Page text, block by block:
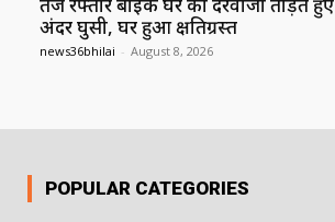
तेज रफ्तार बाइक घर का दरवाजा तोड़ते हुए
अंदर घुसी, घर हुआ क्षतिग्रस्त
news36bhilai - August 8, 2026
POPULAR CATEGORIES